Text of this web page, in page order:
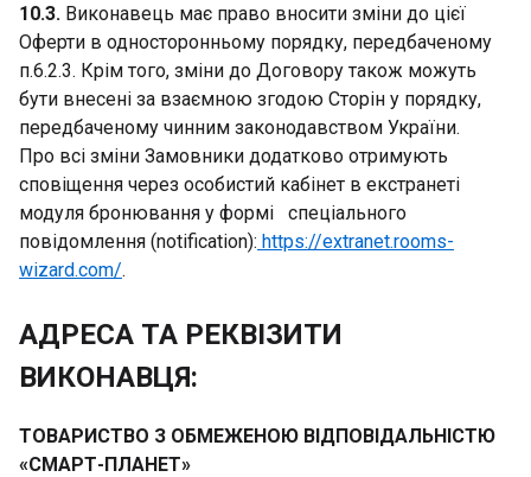
10.3. Виконавець має право вносити зміни до цієї
Оферти в односторонньому порядку, передбаченому
п.6.2.3. Крім того, зміни до Договору також можуть
бути внесені за взаємною згодою Сторін у порядку,
передбаченому чинним законодавством України.
Про всі зміни Замовники додатково отримують
сповіщення через особистий кабінет в екстранеті
модуля бронювання у формі спеціального
повідомлення (notification): https://extranet.rooms-
wizard.com/.
АДРЕСА ТА РЕКВІЗИТИ
ВИКОНАВЦЯ:
ТОВАРИСТВО З ОБМЕЖЕНОЮ ВІДПОВІДАЛЬНІСТЮ
«СМАРТ-ПЛАНЕТ»